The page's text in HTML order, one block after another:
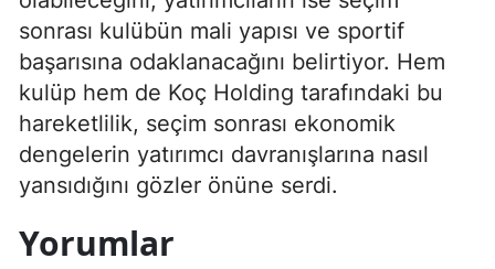
sonrası kulübün mali yapısı ve sportif
başarısına odaklanacağını belirtiyor. Hem
kulüp hem de Koç Holding tarafındaki bu
hareketlilik, seçim sonrası ekonomik
dengelerin yatırımcı davranışlarına nasıl
yansıdığını gözler önüne serdi.
Yorumlar